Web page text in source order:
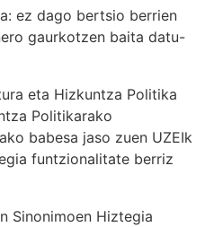
ez dago bertsio berrien
gaurkotzen baita datu-
eta Hizkuntza Politika
Politikarako
babesa jaso zuen UZEIk
funtzionalitate berriz
Sinonimoen Hiztegia